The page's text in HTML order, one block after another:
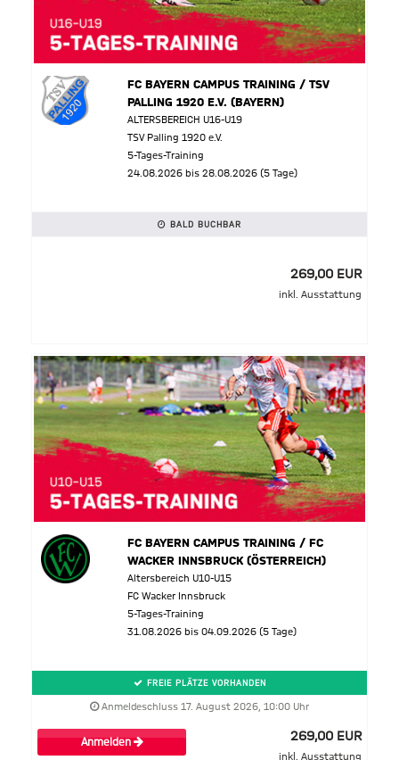
FC BAYERN CAMPUS TRAINING / TSV
PALLING 1920 E.V. (BAYERN)
ALTERSBEREICH U16-U19
TSV Palling 1920 e.V.
5-Tages-Training
24.08.2026 bis 28.08.2026 (5 Tage)
BALD BUCHBAR
269,00 EUR
inkl. Ausstattung
FC BAYERN CAMPUS TRAINING / FC
WACKER INNSBRUCK (ÖSTERREICH)
Altersbereich U10-U15
FC Wacker Innsbruck
5-Tages-Training
31.08.2026 bis 04.09.2026 (5 Tage)
FREIE PLÄTZE VORHANDEN
Anmeldeschluss 17. August 2026, 10:00 Uhr
Anmelden 269,00 EUR
inkl. Ausstattung